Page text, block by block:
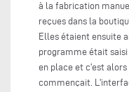
à la fabrication
reçues dans la
Elles étaient ensuite
programme était
en place et c'est
commençait.